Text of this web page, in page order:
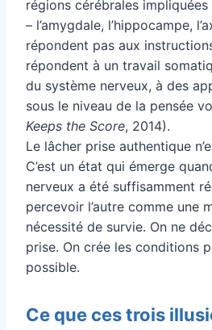
régions cérébrales
– l’amygdale, l’hippocampe,
répondent pas aux
répondent à un travail
du système nerveux, à des
sous le niveau de la pensée
Keeps the Score, 2014).
Le lâcher prise authentique
C’est un état qui émerge
nerveux a été suffisamment
percevoir l’autre comme une
nécessité de survie. On ne
prise. On crée les conditions
possible.
Ce que ces trois